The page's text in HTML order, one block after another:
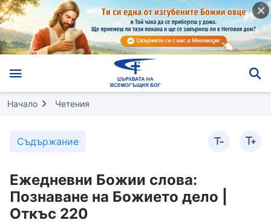
Начало Четения
Съдържание
Ежедневни Божии слова:
Познаване на Божието дело |
Откъс 220